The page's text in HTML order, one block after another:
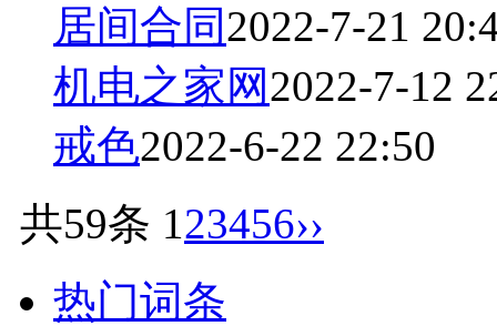
居间合同2022-7-21
机电之家网2022-7-12
戒色2022-6-22 22:50
共59条 123456››
热门词条